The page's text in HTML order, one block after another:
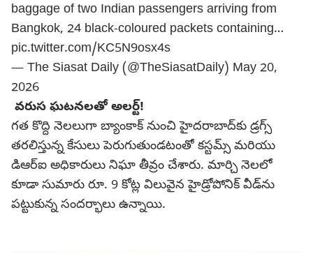
baggage of two Indian passengers arriving from
Bangkok, 24 black-coloured packets containing…
pic.twitter.com/KC5N9osx4s
— The Siasat Daily (@TheSiasatDaily) May 20,
2026
వరుస ఘటనలతో అలర్ట్!
గత కొద్ది నెలలుగా బ్యాంకాక్ నుంచి హైదరాబాద్‌కు డ్రగ్స్
తరలిస్తున్న కేసులు పెరుగుతుండటంతో కస్టమ్స్ మరియు
డిఆర్ఐ అధికారులు నిఘా తీవ్రం చేశారు. మార్చి నెలలో
కూడా సుమారు రూ. 9 కోట్ల విలువైన హైడ్రోపోనిక్ వీడ్‌ను
పట్టుకున్న సందర్భాలు ఉన్నాయి.